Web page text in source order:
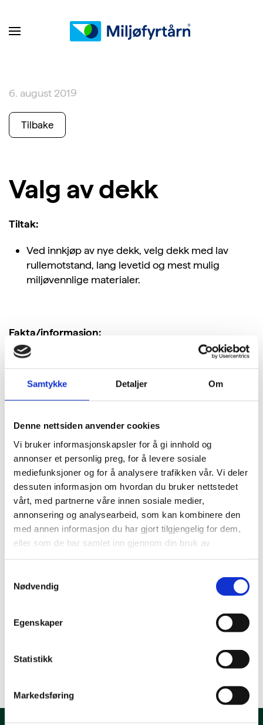
Samtykke Detaljer Om
Denne nettsiden anvender cookies
Vi bruker informasjonskapsler for å gi innhold og
annonser et personlig preg, for å levere sosiale
mediefunksjoner og for å analysere trafikken vår. Vi deler
dessuten informasjon om hvordan du bruker nettstedet
vårt, med partnerne våre innen sosiale medier,
annonsering og analysearbeid, som kan kombinere den
med annen informasjon du har gjort tilgjengelig for dem,
eller som de har samlet inn gjennom din bruk av
Nødvendig
Egenskaper
Statistikk
Markedsføring
6. august 2019
Tilbake
Valg av dekk
Tiltak:
Ved innkjøp av nye dekk, velg dekk med lav
rullemotstand, lang levetid og mest mulig
miljøvennlige materialer.
Fakta/informasjon:
Dekk står for 20-30% av det samlede
dekkenes rullemotstand som påvirker
drivstofforbruket, så valg av moderne dekk med lav
sparer miljøet. I tillegg kan nyere dekk ha bedre
våtgrep og lavere støynivå, noe som øker
trafikksikkerheten og reduserer støyplager.
Dekkmerkeforskriften fra 2012 pålegger alle som
selger og stiller ut nye dekk obligatorisk merking av
dekkenes rullemotstand, våtgrep og støy. Dette er
for å oppmuntre kjøperen til å velge mest mulig
miljøvennlige, trafikksikre og støysvake dekk.